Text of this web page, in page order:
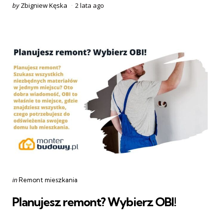
Posted
by Zbigniew Kęska 2 lata ago
Categories
Posted
inRemont mieszkania
Planujesz remont? Wybierz OBI!